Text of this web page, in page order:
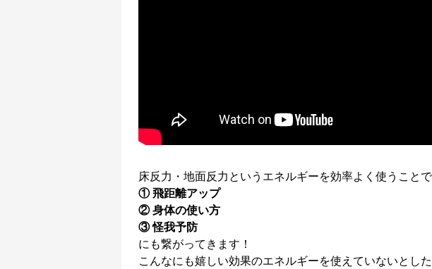
床反力・地面反力というエネルギーを効率よく使うことで
① 飛距離アップ
② 身体の使い方
③ 怪我予防
にも繋がってきます！
こんなにも嬉しい効果のエネルギーを使えていないとし